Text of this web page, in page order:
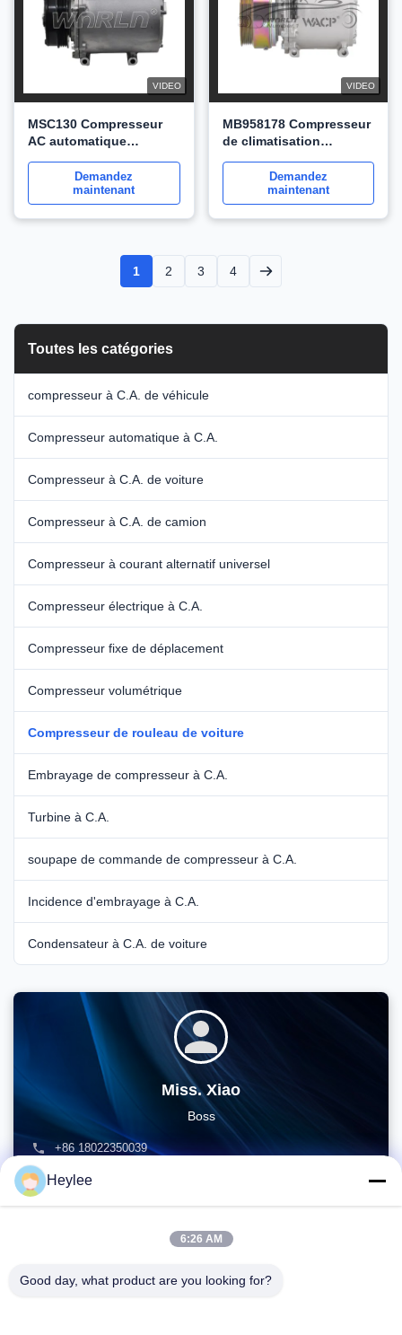
VIDEO
MSC130 Compresseur
AC automatique
MB958789 Pour
Mitsubishi Delica Pour
espace équipement
WXMS025
Demandez
maintenant
VIDEO
MB958178 Compresseur
de climatisation
automatique pour
Mitsubishi Carisma
WXMS010
Demandez
maintenant
1 2 3 4
Toutes les catégories
compresseur à C.A. de véhicule
Compresseur automatique à C.A.
Compresseur à C.A. de voiture
Compresseur à C.A. de camion
Compresseur à courant alternatif universel
Compresseur électrique à C.A.
Compresseur fixe de déplacement
Compresseur volumétrique
Compresseur de rouleau de voiture
Embrayage de compresseur à C.A.
Turbine à C.A.
soupape de commande de compresseur à C.A.
Incidence d'embrayage à C.A.
Condensateur à C.A. de voiture
Miss. Xiao
Boss
+86 18022350039
admin@gzweixing.com
Heylee
6:26 AM
Good day, what product are you looking for?